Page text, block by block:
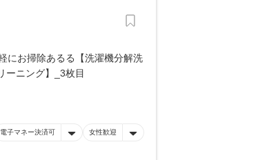
電子マネー決済可 女性歓迎